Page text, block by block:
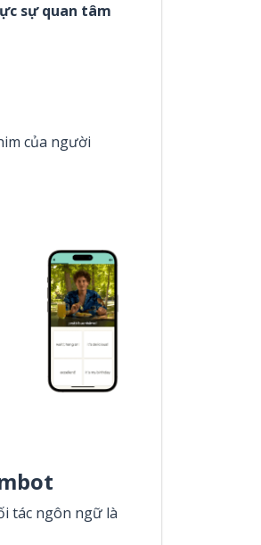
sự quan tâm
của người
tác ngôn ngữ là